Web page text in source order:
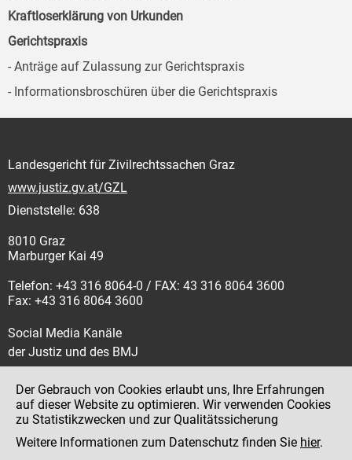
Kraftloserklärung von Urkunden
Gerichtspraxis
- Anträge auf Zulassung zur Gerichtspraxis
- Informationsbroschüren über die Gerichtspraxis
Landesgericht für Zivilrechtssachen Graz
www.justiz.gv.at/GZL
Dienststelle: 638
8010 Graz
Marburger Kai 49
Telefon: +43 316 8064-0 / FAX: 43 316 8064 3600
Fax: +43 316 8064 3600
Social Media Kanäle
der Justiz und des BMJ
Impressum
Datenschutz
Der Gebrauch von Cookies erlaubt uns, Ihre Erfahrungen
auf dieser Website zu optimieren. Wir verwenden Cookies
zu Statistikzwecken und zur Qualitätssicherung
Weitere Informationen zum Datenschutz finden Sie hier.